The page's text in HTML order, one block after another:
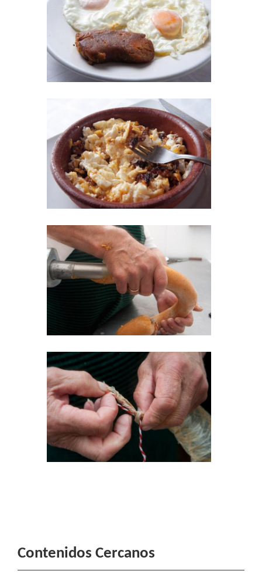
Contenidos Cercanos